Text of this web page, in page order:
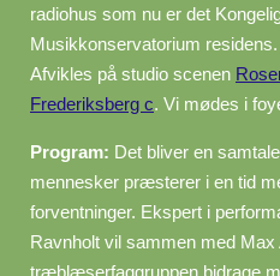
radiohus som nu er det
Musikkonservatorium
Afvikles på studio scenen
Frederiksberg c. Vi mødes i
Program: Det bliver en
mennesker præsterer i en tid
forventninger. Ekspert i
Ravnholt vil sammen med
træblæserfaggruppen bidrage